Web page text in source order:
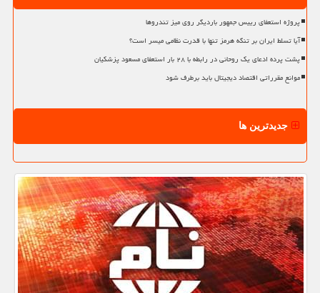
پروژه استعفای رییس جمهور باردیگر روی میز تندروها
آیا تسلط ایران بر تنگه هرمز تنها با قدرت نظامی میسر است؟
پشت پرده ادعای یک روحانی در رابطه با ۲۸ بار استعفای مسعود پزشکیان
موانع مقرراتی اقتصاد دیجیتال باید برطرف شود
جدیدترین ها